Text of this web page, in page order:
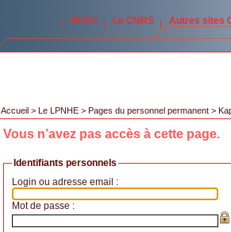
IN2P3 Le CNRS Autres sites
Accueil > Le LPNHE > Pages du personnel permanent >
Vous n’avez pas accès à cette page.
Identifiants personnels
Login ou adresse email :
Mot de passe :